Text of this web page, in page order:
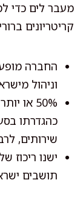
מעבר לים כדי
קריטריונים
החברה
וניהול
50%
כהגדרתו
שירותים,
ישנו ריכוז
תושבים